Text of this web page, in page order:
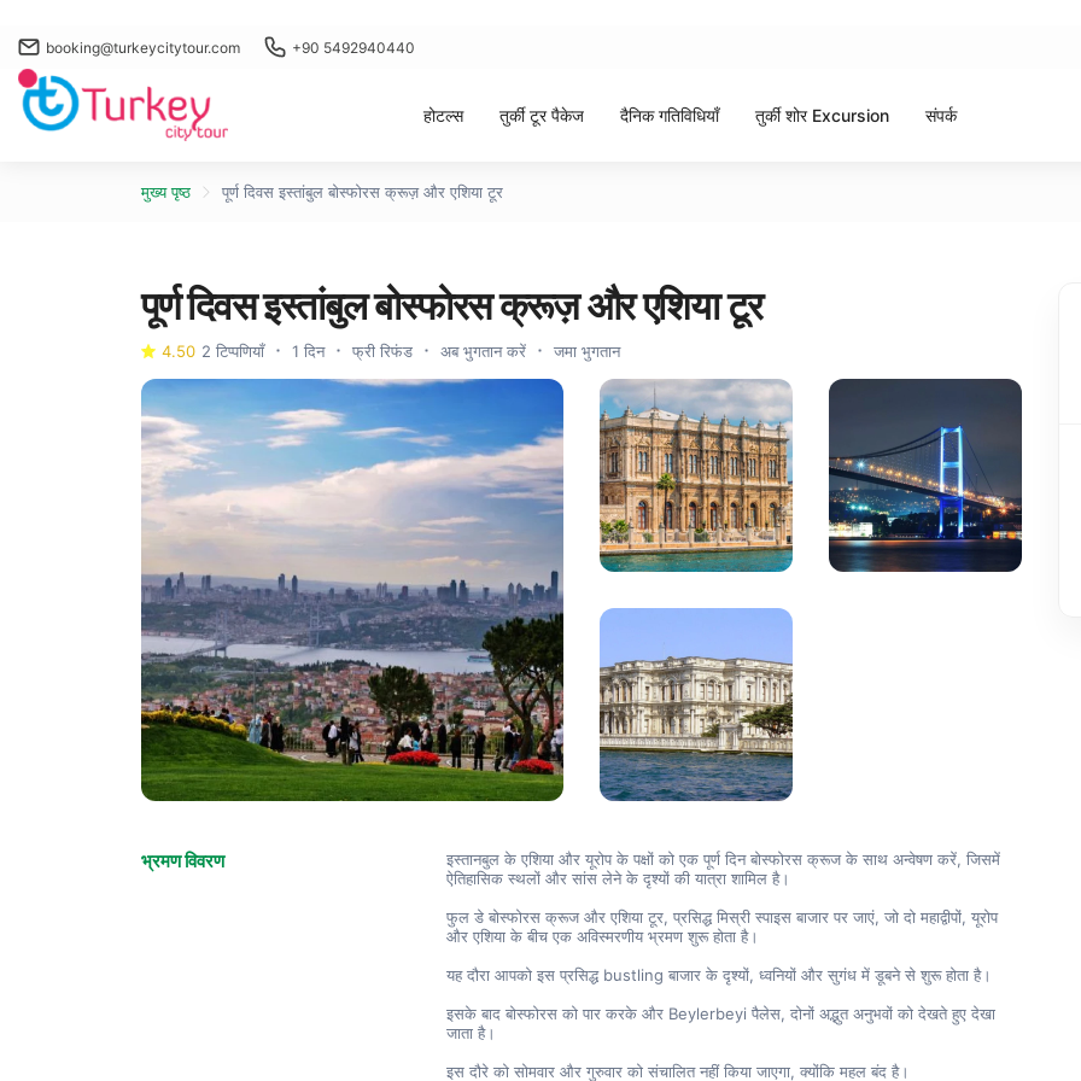
booking@turkeycitytour.com +90 5492940440
होटल्स तुर्की टूर पैकेज दैनिक गतिविधियाँ तुर्की शोर Excursion संपर्क
मुख्य पृष्ठ पूर्ण दिवस इस्तांबुल बोस्फोरस क्रूज़ और एशिया टूर
पूर्ण दिवस इस्तांबुल बोस्फोरस क्रूज़ और एशिया टूर
4.50 2 टिप्पणियाँ 1 दिन फ्री रिफंड अब भुगतान करें जमा भुगतान
भ्रमण विवरण
इस्तानबुल के एशिया और यूरोप के पक्षों को एक पूर्ण दिन बोस्फोरस क्रूज के साथ अन्वेषण करें, जिसमें
ऐतिहासिक स्थलों और सांस लेने के दृश्यों की यात्रा शामिल है।
फुल डे बोस्फोरस क्रूज और एशिया टूर, प्रसिद्ध मिस्री स्पाइस बाजार पर जाएं, जो दो महाद्वीपों, यूरोप
और एशिया के बीच एक अविस्मरणीय भ्रमण शुरू होता है।
यह दौरा आपको इस प्रसिद्ध bustling बाजार के दृश्यों, ध्वनियों और सुगंध में डूबने से शुरू होता है।
इसके बाद बोस्फोरस को पार करके और Beylerbeyi पैलेस, दोनों अद्भुत अनुभवों को देखते हुए देखा
जाता है।
इस दौरे को सोमवार और गुरुवार को संचालित नहीं किया जाएगा, क्योंकि महल बंद है।